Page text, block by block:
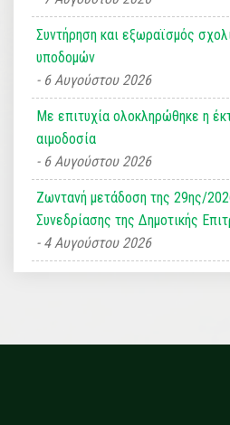
Συντήρηση και εξωραϊσμός
υποδομών
6 Αυγούστου 2026
Με επιτυχία ολοκληρώθηκε η
αιμοδοσία
6 Αυγούστου 2026
Ζωντανή μετάδοση της 29ης/
Συνεδρίασης της Δημοτικής
4 Αυγούστου 2026